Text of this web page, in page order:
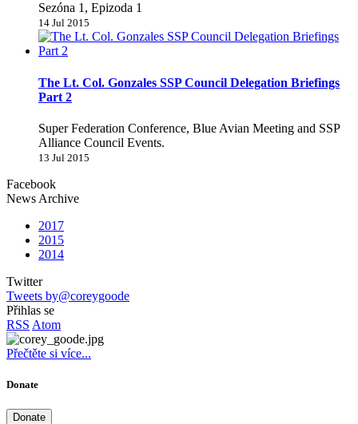
Sezóna 1, Epizoda 1
14 Jul 2015
The Lt. Col. Gonzales SSP Council Delegation Briefings
Part 2
Super Federation Conference, Blue Avian Meeting and SSP
Alliance Council Events.
13 Jul 2015
Facebook
News Archive
2017
2015
2014
Twitter
Tweets by@coreygoode
Přihlas se
RSS Atom
Přečtěte si více...
Donate
Donate